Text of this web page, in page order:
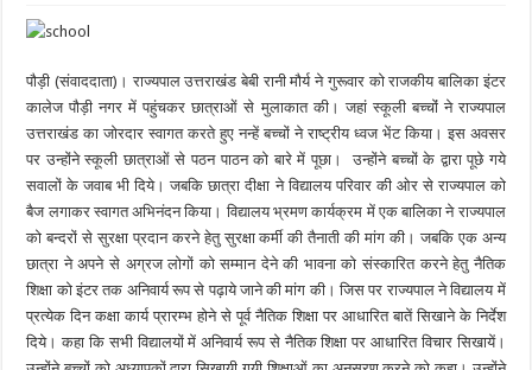
पौड़ी (संवाददाता)। राज्यपाल उत्तराखंड बेबी रानी मौर्य ने गुरूवार को राजकीय बालिका इंटर
कालेज पौड़ी नगर में पहुंचकर छात्राओं से मुलाकात की। जहां स्कूली बच्चोंं ने राज्यपाल
उत्तराखंड का जोरदार स्वागत करते हुए नन्हें बच्चों ने राष्ट्रीय ध्वज भेंट किया। इस अवसर
पर उन्होंने स्कूली छात्राओं से पठन पाठन को बारे में पूछा। उन्होंने बच्चों के द्वारा पूछे गये
सवालों के जवाब भी दिये। जबकि छात्रा दीक्षा ने विद्यालय परिवार की ओर से राज्यपाल को
बैज लगाकर स्वागत अभिनंदन किया। विद्यालय भ्रमण कार्यक्रम में एक बालिका ने राज्यपाल
को बन्दरों से सुरक्षा प्रदान करने हेतु सुरक्षा कर्मी की तैनाती की मांग की। जबकि एक अन्य
छात्रा ने अपने से अग्रज लोगों को सम्मान देने की भावना को संस्कारित करने हेतु नैतिक
शिक्षा को इंटर तक अनिवार्य रूप से पढ़ाये जाने की मांग की। जिस पर राज्यपाल ने विद्यालय में
प्रत्येक दिन कक्षा कार्य प्रारम्भ होने से पूर्व नैतिक शिक्षा पर आधारित बातें सिखाने के निर्देश
दिये। कहा कि सभी विद्यालयों में अनिवार्य रूप से नैतिक शिक्षा पर आधारित विचार सिखायें।